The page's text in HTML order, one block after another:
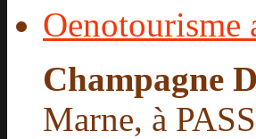
Oenotourisme
Champagne
Marne, à